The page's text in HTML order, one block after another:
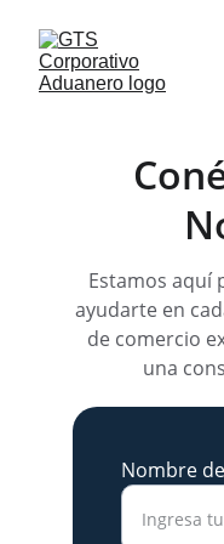
Nombre
Estamos aquí
ayudarte en
de comercio
una